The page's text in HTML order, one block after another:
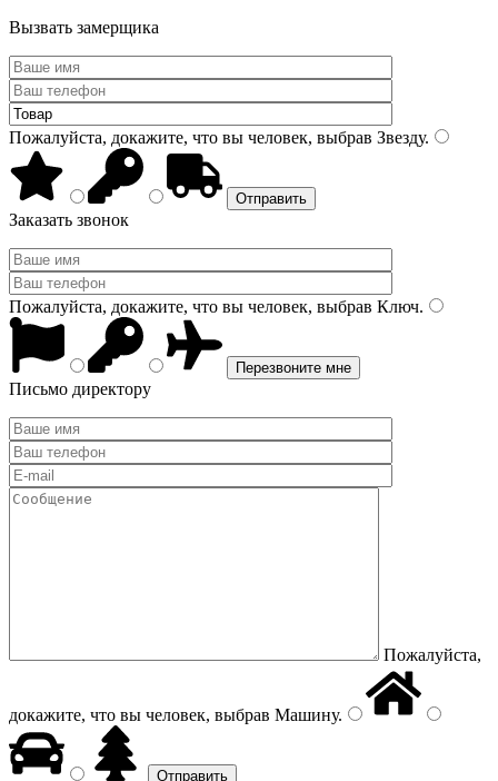
Вызвать замерщика
Пожалуйста, докажите, что вы человек, выбрав Звезду.
Заказать звонок
Пожалуйста, докажите, что вы человек, выбрав Ключ.
Письмо директору
Пожалуйста,
докажите, что вы человек, выбрав Машину.